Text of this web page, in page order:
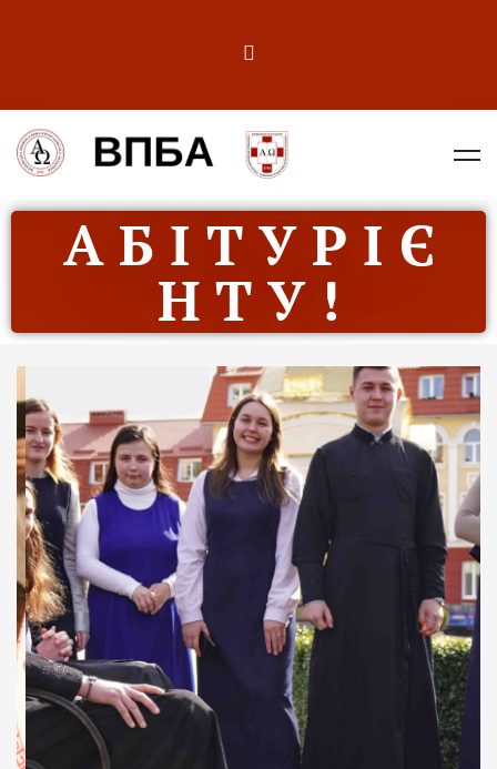
А Б І Т У Р І Є
Н Т У !
ДУХОВНО СИЛЬНІ!
ВПБА — спільнота, де
формується
покликання
Читати більше